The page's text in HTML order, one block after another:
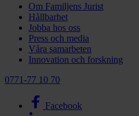
Om Familjens Jurist
Hållbarhet
Jobba hos oss
Press och media
Våra samarbeten
Innovation och forskning
0771-77 10 70
Facebook